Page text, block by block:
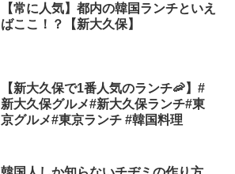
【常に人気】都内の韓国ランチといえ
ばここ！？【新大久保】
【新大久保で1番人気のランチ🦐】#
新大久保グルメ#新大久保ランチ#東
京グルメ#東京ランチ #韓国料理